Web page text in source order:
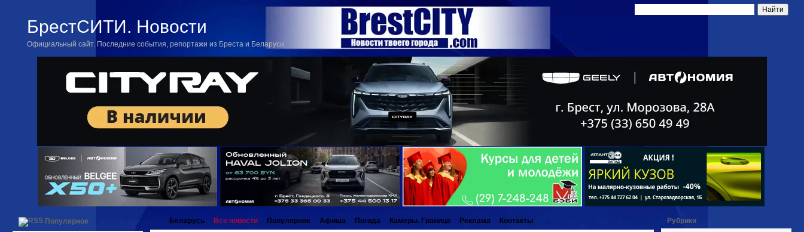
БрестСИТИ. Новости
Официальный сайт. Последние события, репортажи из Бреста и Беларуси
Популярное Беларусь Все новости Популярное Афиша Погода Камеры. Граница Реклама Контакты Рубрики